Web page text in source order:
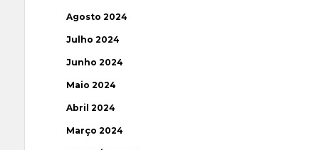
Agosto 2024
Julho 2024
Junho 2024
Maio 2024
Abril 2024
Março 2024